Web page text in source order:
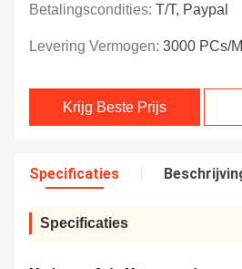
Betalingscondities: T/T, Paypal
Levering Vermogen: 3000 PCs/
Krijg Beste Prijs
Specificaties
Specificaties